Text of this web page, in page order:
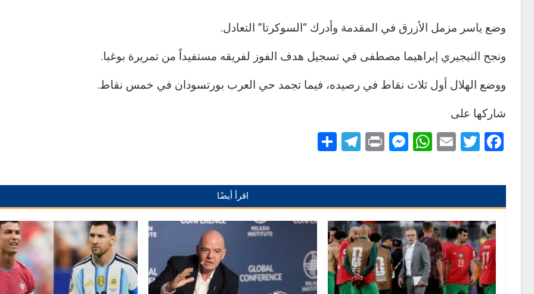
وضع ياسر مزمل الأزرق في المقدمة وأدرك “السوكرتا” التعادل.
ونجح النيجيري إبراهيما مصطفى في تسجيل هدف الفوز لفريقه مستفيداً من تمريرة بوغبا.
ووضع الهلال أول ثلاث نقاط في رصيده، فيما تجمد حي العرب بورتسودان في خمس نقاط.
شاركها على
Facebook
Twitter
Email
WhatsApp
Messenger
Print
Telegram
اقرأ أيضًا